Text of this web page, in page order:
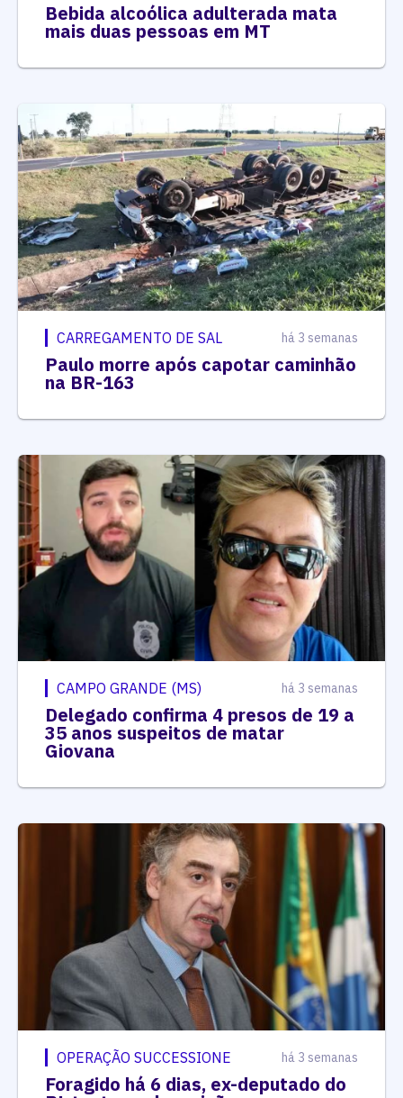
Bebida alcoólica adulterada mata
mais duas pessoas em MT
CARREGAMENTO DE SAL há 3 semanas
Paulo morre após capotar caminhão
na BR-163
CAMPO GRANDE (MS) há 3 semanas
Delegado confirma 4 presos de 19 a
35 anos suspeitos de matar
Giovana
OPERAÇÃO SUCCESSIONE há 3 semanas
Foragido há 6 dias, ex-deputado do